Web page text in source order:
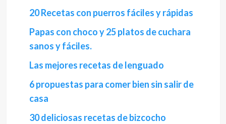
20 Recetas con puerros fáciles y rápidas
Papas con choco y 25 platos de cuchara
sanos y fáciles.
Las mejores recetas de lenguado
6 propuestas para comer bien sin salir de
casa
30 deliciosas recetas de bizcocho